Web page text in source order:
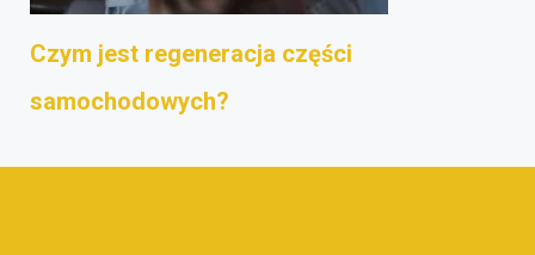
Czym jest regeneracja części
samochodowych?